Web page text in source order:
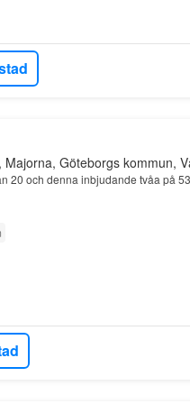
Göteborgs kommun,
20 och denna inbjudande tvåa på